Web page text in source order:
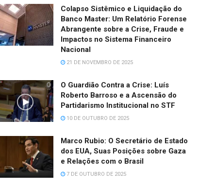
Colapso Sistêmico e Liquidação do
Banco Master: Um Relatório Forense
Abrangente sobre a Crise, Fraude e
Impactos no Sistema Financeiro
Nacional
21 DE NOVEMBRO DE 2025
O Guardião Contra a Crise: Luís
Roberto Barroso e a Ascensão do
Partidarismo Institucional no STF
10 DE OUTUBRO DE 2025
Marco Rubio: O Secretário de Estado
dos EUA, Suas Posições sobre Gaza
e Relações com o Brasil
7 DE OUTUBRO DE 2025